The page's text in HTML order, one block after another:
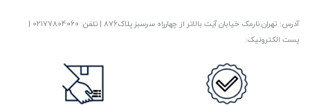
آدرس: تهران نارمک خیابان آیت بالاتر از چهارراه سرسبز پلاک876 | تلفن: ‎02177804060 |
پست الکترونیک: